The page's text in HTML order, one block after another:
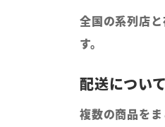
全国の系列店
す。
複数の商品を